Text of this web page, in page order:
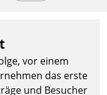
vor einem
das erste
und Besucher